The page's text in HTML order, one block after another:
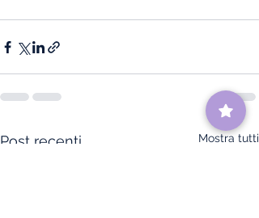
Post recenti Mostra tutti